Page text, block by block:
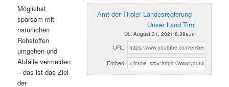
Amt der Tiroler Landesregierung -
Unser Land Tirol
Di., August 31, 2021 8:39a.m.
URL:
Embed:
Möglichst
sparsam mit
natürlichen
Rohstoffen
umgehen und
Abfälle vermeiden
– das ist das Ziel
der